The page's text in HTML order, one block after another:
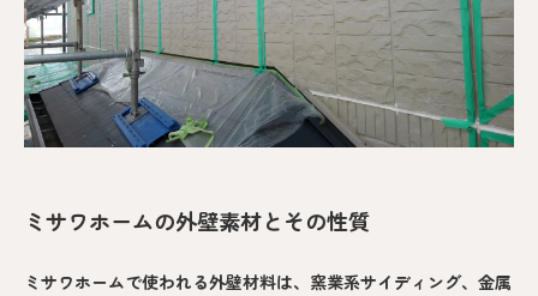
ミサワホームの外壁素材とその性質
ミサワホームで使われる外壁材料は、窯業系サイディング、金属